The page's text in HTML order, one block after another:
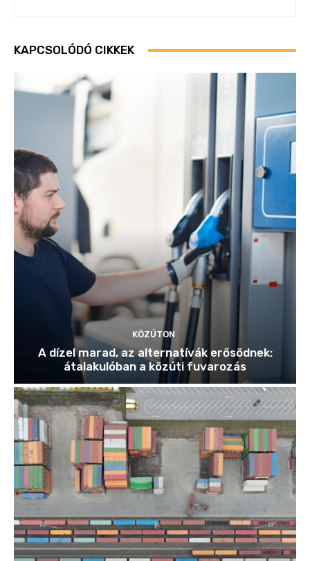
KAPCSOLÓDÓ CIKKEK
KÖZÚTON
A dízel marad, az alternatívák erősödnek:
átalakulóban a közúti fuvarozás